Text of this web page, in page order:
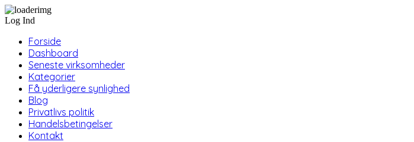
Log Ind
Forside
Dashboard
Seneste virksomheder
Kategorier
Få yderligere synlighed
Blog
Privatlivs politik
Handelsbetingelser
Kontakt